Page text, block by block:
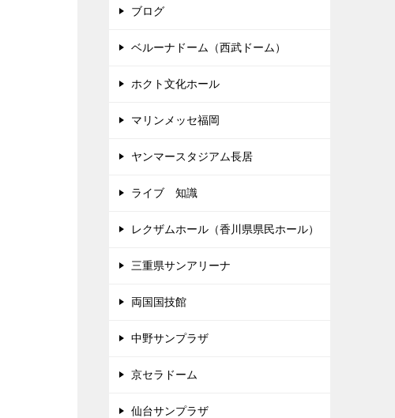
ブログ
ベルーナドーム（西武ドーム）
ホクト文化ホール
マリンメッセ福岡
ヤンマースタジアム長居
ライブ 知識
レクザムホール（香川県県民ホール）
三重県サンアリーナ
両国国技館
中野サンプラザ
京セラドーム
仙台サンプラザ